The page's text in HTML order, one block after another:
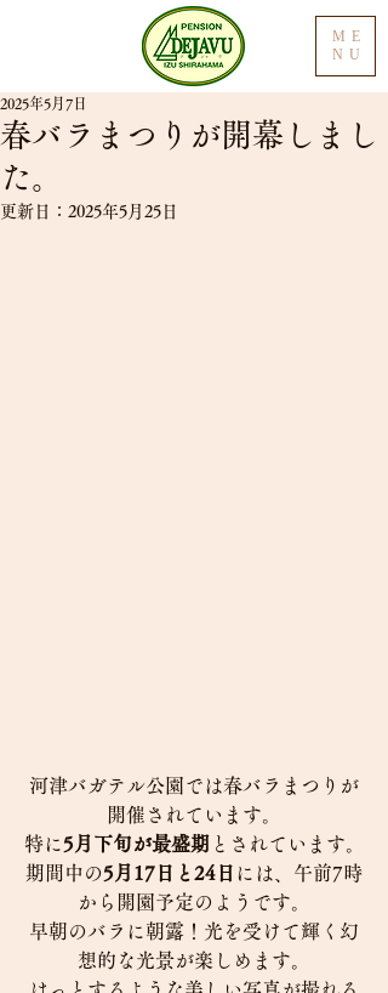
ME
NU
春バラまつりが開幕しまし
た。
2025年5月7日
更新日： 2025年5月25日
河津バガテル公園では春バラまつりが
開催されています。
特に 5月下旬が最盛期 とされています。
期間中の5月17日と24日 には、午前7時
から開園予定のようです。
早朝のバラに朝露！光を受けて輝く幻
想的な光景が楽しめます。